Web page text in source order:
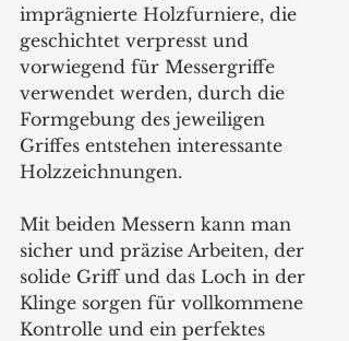
imprägnierte Holzfurniere, die
geschichtet verpresst und
vorwiegend für Messergriffe
verwendet werden, durch die
Formgebung des jeweiligen
Griffes entstehen interessante
Holzzeichnungen.
Mit beiden Messern kann man
sicher und präzise Arbeiten, der
solide Griff und das Loch in der
Klinge sorgen für vollkommene
Kontrolle und ein perfektes